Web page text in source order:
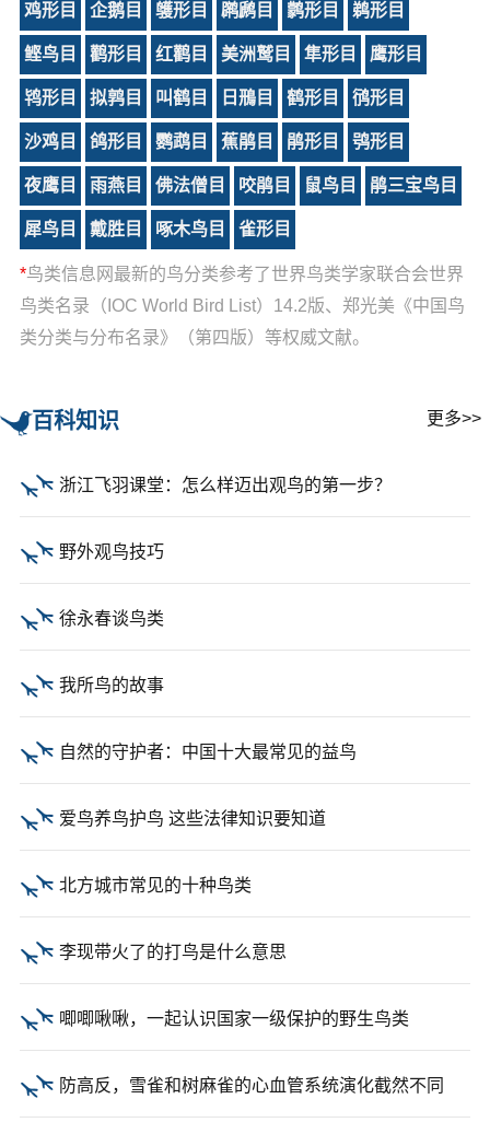
鸡形目 企鹅目 鹱形目 䴙䴘目 鹲形目 鹈形目
鲣鸟目 鹳形目 红鹳目 美洲鹫目 隼形目 鹰形目
鸨形目 拟鹑目 叫鹤目 日鳽目 鹤形目 鸻形目
沙鸡目 鸽形目 鹦鹉目 蕉鹃目 鹃形目 鸮形目
夜鹰目 雨燕目 佛法僧目 咬鹃目 鼠鸟目 鹃三宝鸟目
犀鸟目 戴胜目 啄木鸟目 雀形目
*鸟类信息网最新的鸟分类参考了世界鸟类学家联合会世界
鸟类名录（IOC World Bird List）14.2版、郑光美《中国鸟
类分类与分布名录》（第四版）等权威文献。
更多>>
百科知识
浙江飞羽课堂：怎么样迈出观鸟的第一步？
野外观鸟技巧
徐永春谈鸟类
我所鸟的故事
自然的守护者：中国十大最常见的益鸟
爱鸟养鸟护鸟 这些法律知识要知道
北方城市常见的十种鸟类
李现带火了的打鸟是什么意思
​唧唧啾啾，一起认识国家一级保护的野生鸟类
防高反，雪雀和树麻雀的心血管系统演化截然不同